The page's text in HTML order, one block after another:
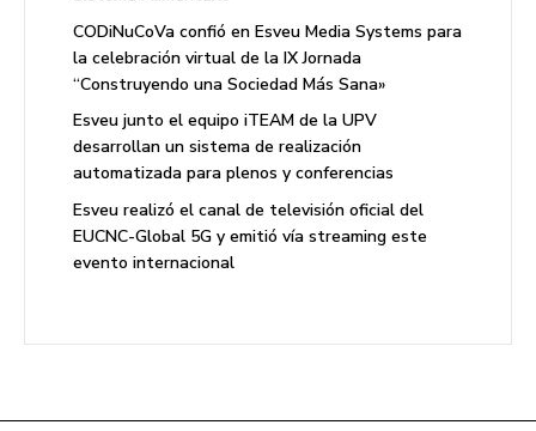
CODiNuCoVa confió en Esveu Media Systems para
la celebración virtual de la IX Jornada
“Construyendo una Sociedad Más Sana»
Esveu junto el equipo iTEAM de la UPV
desarrollan un sistema de realización
automatizada para plenos y conferencias
Esveu realizó el canal de televisión oficial del
EUCNC-Global 5G y emitió vía streaming este
evento internacional